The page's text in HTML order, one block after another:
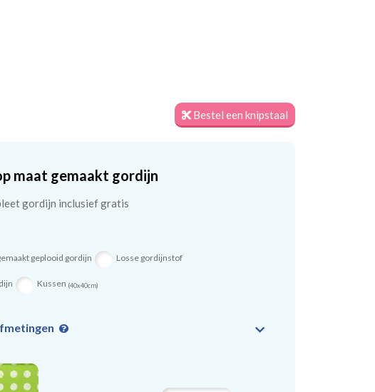
Bestel een knipstaal
maat gemaakt gordijn
gordijn inclusief gratis
geplooid gordijn Losse gordijnstof
Kussen (40x40cm)